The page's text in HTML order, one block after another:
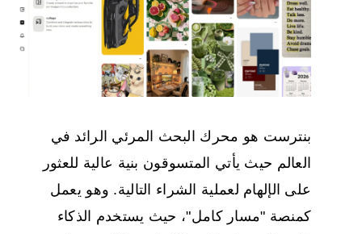
بنترست هو محرك البحث المرئي الرائد في
العالم حيث يأتي المتسوقون بنية عالية للعثور
على الإلهام لعملية الشراء التالية. وهو يعمل
كمنصة "مسار كامل"، حيث يستخدم الذكاء